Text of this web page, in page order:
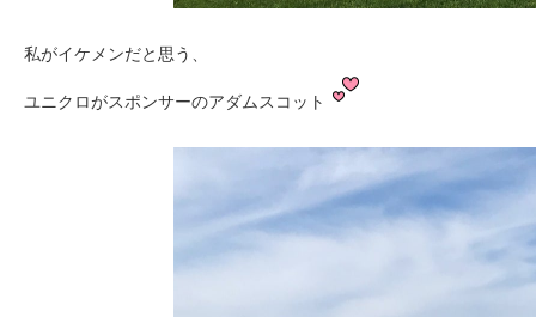
私がイケメンだと思う、
ユニクロがスポンサーのアダムスコット